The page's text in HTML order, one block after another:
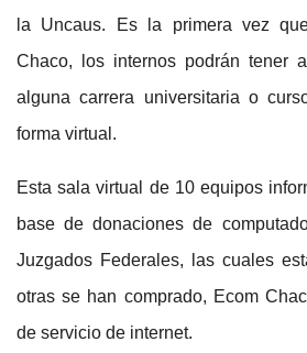
la Uncaus. Es la primera vez
Chaco, los internos podrán tener
alguna carrera universitaria o
forma virtual.
Esta sala virtual de 10 equipos
base de donaciones de
Juzgados Federales, las cuales
otras se han comprado, Ecom
de servicio de internet.